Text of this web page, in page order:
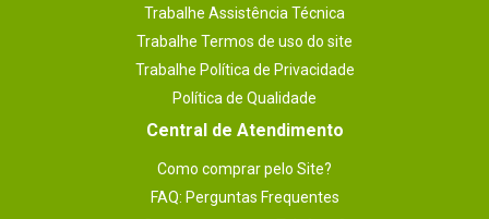
Trabalhe Assistência Técnica
Trabalhe Termos de uso do site
Trabalhe Política de Privacidade
Política de Qualidade
Central de Atendimento
Como comprar pelo Site?
FAQ: Perguntas Frequentes